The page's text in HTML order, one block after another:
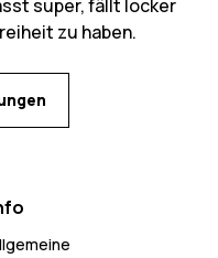
super, fällt locker
zu haben.